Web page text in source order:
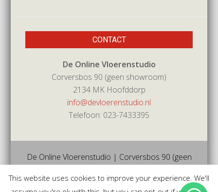
CONTACT
De Online Vloerenstudio
Corversbos 90 (geen showroom)
2134 MK Hoofddorp
info@devloerenstudio.nl
Telefoon: 023-7433395
De Online Vloerenstudio | Corversbos 90 (geen
7433395 |info@devloerenstudio.nl
This website uses cookies to improve your experience. We'll